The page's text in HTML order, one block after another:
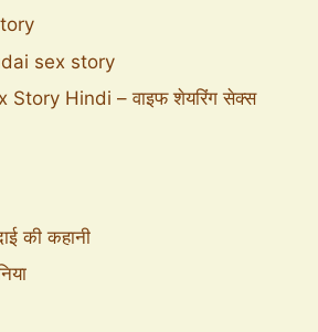
sex story
Story Hindi – वाइफ शेयरिंग सेक्स
की कहानी